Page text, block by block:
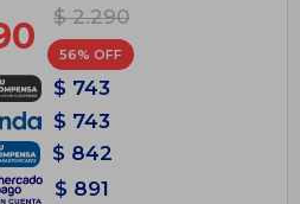
$ 2.290
56
$ 743
$ 743
$ 842
$ 891